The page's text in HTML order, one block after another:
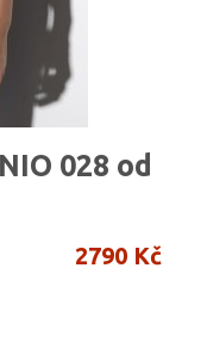
028 od
2790 Kč